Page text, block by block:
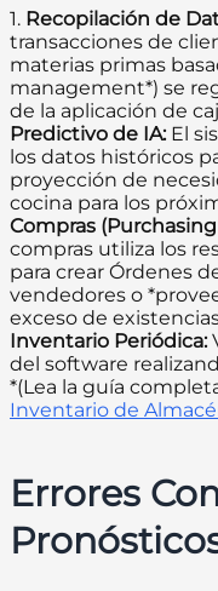
1. Recopilación de
transacciones de
materias primas
management*) se
de la aplicación de
Predictivo de IA:El
los datos históricos
proyección de
cocina para los
Compras
compras utiliza los
para crear Órdenes
vendedores o
exceso de
Inventario Periódica:
del software
*(Lea la guía
Inventario de
Errores